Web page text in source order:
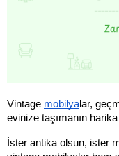
Vintage mobilyalar,
evinize taşımanın
İster antika olsun, ister